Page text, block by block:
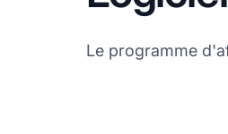
Le programme